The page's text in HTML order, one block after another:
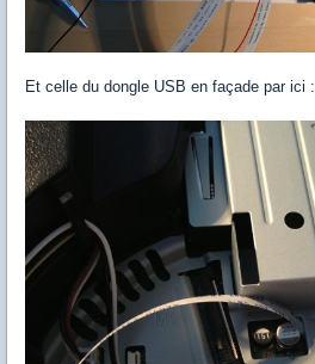
Et celle du dongle USB en façade par ici :